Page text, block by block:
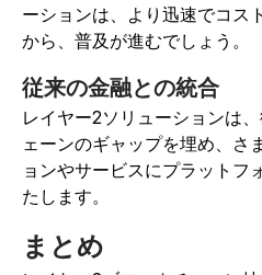
ーションは、より迅速でコス
から、普及が進むでしょう。
従来の金融との統合
レイヤー2ソリューションは
ェーンのギャップを埋め、さ
ョンやサービスにプラットフ
たします。
まとめ